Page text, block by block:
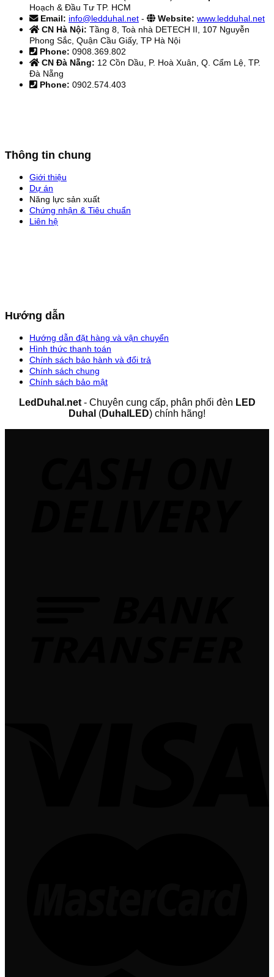
Hoạch & Đầu Tư TP. HCM
Email: info@ledduhal.net - Website: www.ledduhal.net
CN Hà Nội: Tầng 8, Toà nhà DETECH II, 107 Nguyễn
Phong Sắc, Quận Cầu Giấy, TP Hà Nội
Phone: 0908.369.802
CN Đà Nẵng: 12 Cồn Dầu, P. Hoà Xuân, Q. Cẩm Lệ, TP.
Đà Nẵng
Phone: 0902.574.403
Thông tin chung
Giới thiệu
Dự án
Năng lực sản xuất
Chứng nhận & Tiêu chuẩn
Liên hệ
Hướng dẫn
Hướng dẫn đặt hàng và vận chuyển
Hình thức thanh toán
Chính sách bảo hành và đổi trả
Chính sách chung
Chính sách bảo mật
LedDuhal.net- Chuyên cung cấp, phân phối đèn LED
Duhal (DuhalLED) chính hãng!